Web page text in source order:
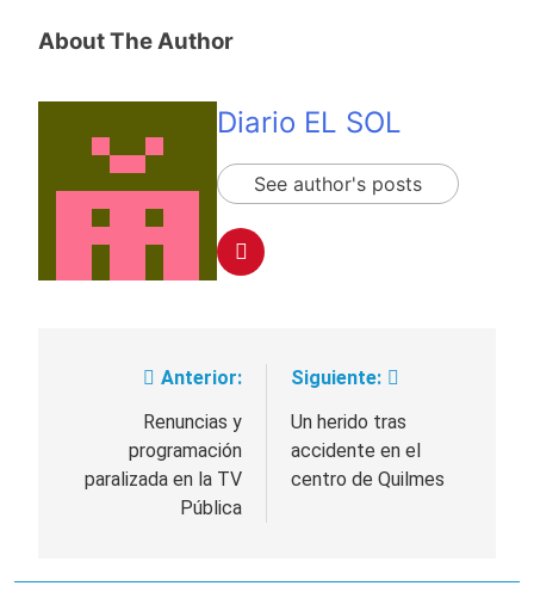
About The Author
Diario EL SOL
See author's posts
Navegación
entradas
Anterior:
Renuncias y
programación
paralizada en la TV
Pública
Siguiente:
Un herido tras
accidente en el
centro de Quilmes